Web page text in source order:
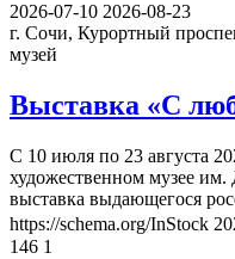
2026-07-10 2026-08-23
г. Сочи, Курортный
музей
Выставка «С
С 10 июля по 23 августа
художественном музее
выставка выдающегося
https://schema.org/InStock
146 1